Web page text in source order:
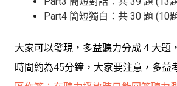
Part4 簡短獨白：共 30 題 (10
大家可以發現，多益聽力分成 4 大題
時間約為45分鐘，大家要注意，多益